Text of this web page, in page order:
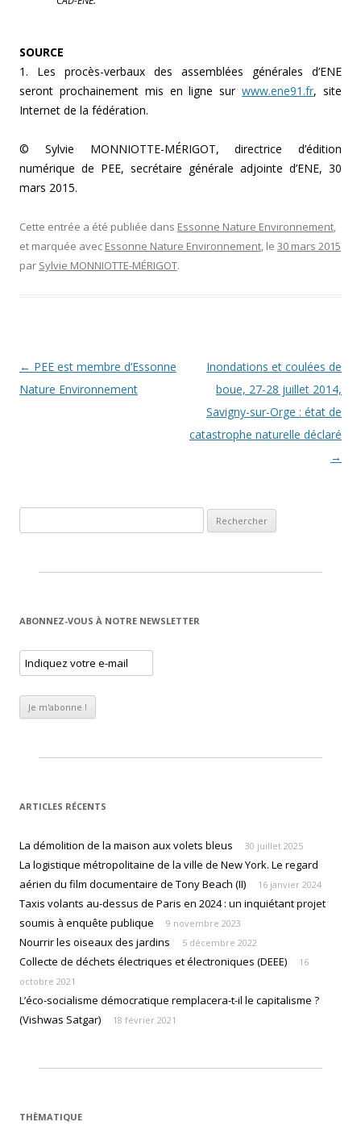
SOURCE
1. Les procès-verbaux des assemblées générales d’ENE
seront prochainement mis en ligne surwww.ene91.fr, site
Internet de la fédération.
© Sylvie MONNIOTTE-MÉRIGOT, directrice d’édition
numérique de PEE, secrétaire générale adjointe d’ENE, 30
mars 2015.
Cette entrée a été publiée dans Essonne Nature Environnement
et marquée avec Essonne Nature Environnement , le 30 mars 2015
par Sylvie MONNIOTTE-MÉRIGOT.
Navigation des articles
← PEE est membre d’Essonne
Nature Environnement
Inondations et coulées de
boue, 27-28 juillet 2014,
Savigny-sur-Orge : état de
catastrophe naturelle déclaré
→
ABONNEZ-VOUS À NOTRE NEWSLETTER
ARTICLES RÉCENTS
La démolition de la maison aux volets bleus 30 juillet 2025
La logistique métropolitaine de la ville de New York. Le regard
aérien du film documentaire de Tony Beach (II)
16 janvier 2024
Taxis volants au-dessus de Paris en 2024 : un inquiétant projet
soumis à enquête publique
9 novembre 2023
Nourrir les oiseaux des jardins 5 décembre 2022
Collecte de déchets électriques et électroniques (DEEE)
16
octobre 2021
L’éco-socialisme démocratique remplacera-t-il le capitalisme ?
(Vishwas Satgar)
18 février 2021
THÈMATIQUE